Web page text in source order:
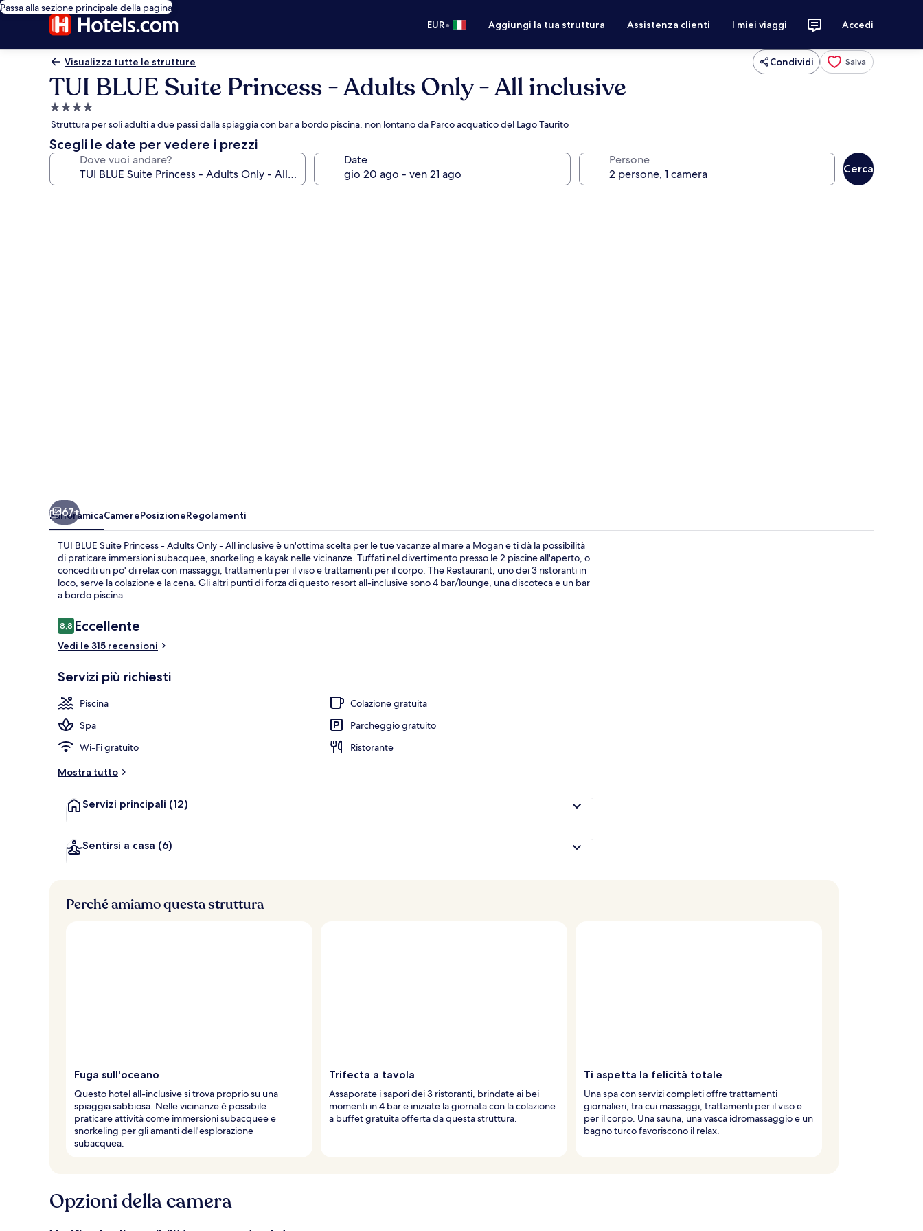
Passa alla sezione principale della pagina
EUR• Aggiungi la tua struttura Assistenza clienti I miei viaggi Accedi
Visualizza tutte le strutture Condividi Salva
TUI BLUE Suite Princess - Adults Only - All inclusive
Struttura
a
4.0
stelle
Struttura per soli adulti a due passi dalla spiaggia con bar a bordo piscina, non lontano da Parco acquatico del Lago Taurito
Scegli le date per vedere i prezzi
Dove vuoi andare? Date Persone
Cerca
Esterni
67+
PanoramicaCamerePosizioneRegolamenti
TUI BLUE Suite Princess - Adults Only - All inclusive è un'ottima scelta per le tue vacanze al mare a Mogan e ti dà la possibilità
di praticare immersioni subacquee, snorkeling e kayak nelle vicinanze. Tuffati nel divertimento presso le 2 piscine all'aperto, o
concediti un po' di relax con massaggi, trattamenti per il viso e trattamenti per il corpo. The Restaurant, uno dei 3 ristoranti in
loco, serve la colazione e la cena. Gli altri punti di forza di questo resort all-inclusive sono 4 bar/lounge, una discoteca e un bar
a bordo piscina.
Recensioni
8,88,8 su 10
Eccellente
Vedi le 315 recensioni
Servizi più richiesti
Piscina
Colazione gratuita
Spa
Parcheggio gratuito
Wi-Fi gratuito
Ristorante
Mostra tutto
Servizi principali (12)
Sentirsi a casa (6)
Perché amiamo questa struttura
Fuga sull'oceano
Questo hotel all-inclusive si trova proprio su una
spiaggia sabbiosa. Nelle vicinanze è possibile
praticare attività come immersioni subacquee e
snorkeling per gli amanti dell'esplorazione
subacquea.
Trifecta a tavola
Assaporate i sapori dei 3 ristoranti, brindate ai bei
momenti in 4 bar e iniziate la giornata con la colazione
a buffet gratuita offerta da questa struttura.
Ti aspetta la felicità totale
Una spa con servizi completi offre trattamenti
giornalieri, tra cui massaggi, trattamenti per il viso e
per il corpo. Una sauna, una vasca idromassaggio e un
bagno turco favoriscono il relax.
Opzioni della camera